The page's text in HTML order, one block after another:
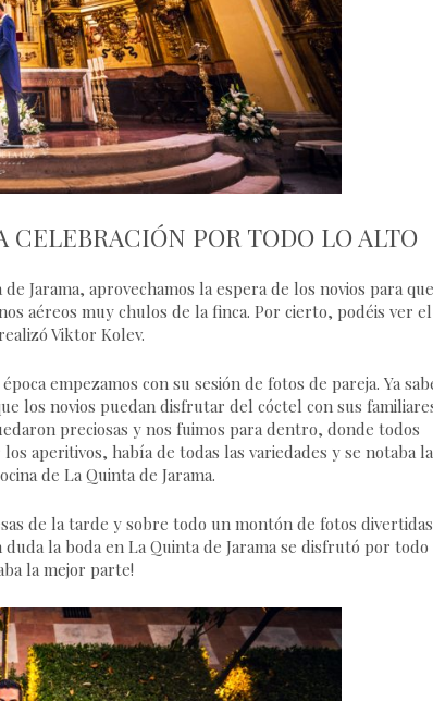
POR TODO LO ALTO
Jarama, aprovechamos la espera de los novios para que
aéreos muy chulos de la finca. Por cierto, podéis ver el
Viktor Kolev.
empezamos con su sesión de fotos de pareja. Ya
los novios puedan disfrutar del cóctel con sus
preciosas y nos fuimos para dentro, donde todos
aperitivos, había de todas las variedades y se notaba la
de La Quinta de Jarama.
de la tarde y sobre todo un montón de fotos
la boda en La Quinta de Jarama se disfrutó por
la mejor parte!